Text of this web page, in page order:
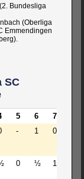
Bundesliga
(Oberliga
Emmendingen
SC
5 6 7
- 1 0
0 ½ 1